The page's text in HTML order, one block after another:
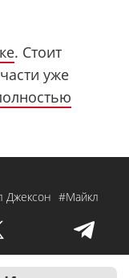
. Стоит
уже
Джексон #Майкл